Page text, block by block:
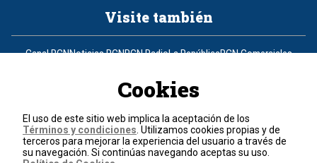
Visite también
Canal RCNNoticias RCNRCN RadioLa RepúblicaRCN Comerciales
Un producto de RCN Televisión
Contáctenos
Teléfono+57 (601) 426 92 92
Cookies
El uso de este sitio web implica la aceptación de los
Términos y condiciones . Utilizamos cookies propias y de
terceros para mejorar la experiencia del usuario a través de
su navegación. Si continúas navegando aceptas su uso.